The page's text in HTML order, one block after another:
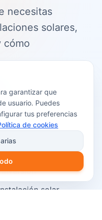
necesitas
solares,
cómo
disponibles en
solar
garantizar que
usuario. Puedes
tus preferencias
de cookies